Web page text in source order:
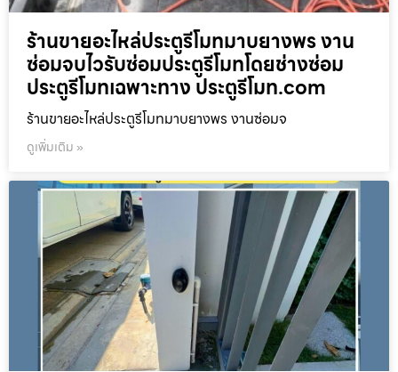
ร้านขายอะไหล่ประตูรีโมทมาบยางพร งาน
ซ่อมจบไวรับซ่อมประตูรีโมทโดยช่างซ่อม
ประตูรีโมทเฉพาะทาง ประตูรีโมท.com
ร้านขายอะไหล่ประตูรีโมทมาบยางพร งานซ่อมจ
ดูเพิ่มเติม »